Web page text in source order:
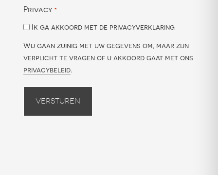
Privacy *
Ik ga akkoord met de privacyverklaring
Wij gaan zuinig met uw gegevens om, maar zijn
verplicht te vragen of u akkoord gaat met ons
privacybeleid.
Versturen